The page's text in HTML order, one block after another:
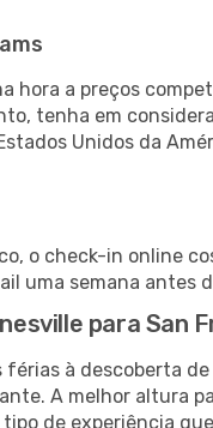
hora a preços
tenha em
Unidos da
o check-in online
uma semana
para San
à descoberta
A melhor altura
de experiência